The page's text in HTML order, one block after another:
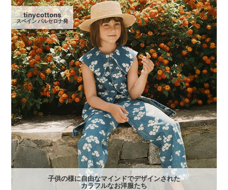
tinycottons
スペイン バルセロナ発
子供の様に自由なマインドでデザインされた
カラフルなお洋服たち